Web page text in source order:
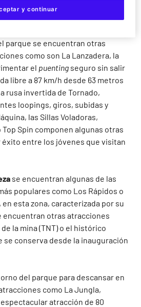
altura de 49 metros y una
el público experimenta un
parque se encuentran otras
como son La Lanzadera, la
el puenting seguro sin salir
libre a 87 km/h desde 63 metros
rusa invertida de Tornado,
loopings, giros, subidas y
las Sillas Voladoras,
Spin componen algunas otras
entre los jóvenes que visitan
se encuentran algunas de las
populares como Los Rápidos o
esta zona, caracterizada por su
encuentran otras atracciones
la mina (TNT) o el histórico
se conserva desde la inauguración
del parque para descansar en
como La Jungla,
atracción de 80
y continuar